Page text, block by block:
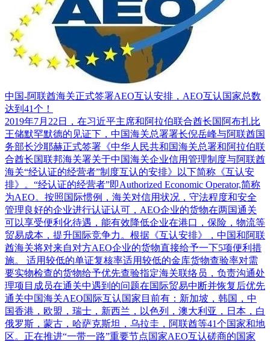
中国-阿联酋海关正式签署AEO互认安排，AEO互认国家总数
达到41个！
2019年7月22日，在习近平主席和阿拉伯联合酋长国阿布扎比
王储默罕默德的见证下，中国海关总署署长倪岳峰与阿联酋国
务部长沙耶赫正式签署《中华人民共和国海关总署和阿拉伯联
合酋长国联邦海关署关于中国海关企业信用管理制度与阿联酋
海关“经认证的经营者”制度互认的安排》以下简称《互认安
排》。“经认证的经营者”即Authorized Economic Operator,简称
为AEO。按照国际惯例，海关对信用状况，守法程度和安全
管理良好的企业进行认证认可，AEO企业的货物在两国通关
可以享受便利化待遇，能有效降低企业在港口，保险，物流等
贸易成本，提升国际竞争力。根据《互认安排》，中国和阿联
酋海关将对来自对方AEO企业的货物直接给予一下5项便利措
施。 适用较低的单证复核率适用较低的金库货物查验率对需
要实物检查的货物给予优先查验指定海关联络员，负责沟通处
理项目成员在通关中遇到的问题在国际贸易中断并恢复后优先
通关中国海关AEO国际互认国家目前有：新加坡，韩国，中
国香港，欧盟，瑞士，新西兰，以色列，澳大利亚，日本，白
俄罗斯，蒙古，哈萨克斯坦，乌拉圭，阿联酋等41个国家和地
区。正在推进“一带一路”重要节点国家AEO互认磋商的国家